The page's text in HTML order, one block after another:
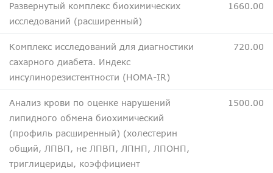
Развернутый комплекс биохимических
исследований (расширенный)
1660.00
Комплекс исследований для диагностики
сахарного диабета. Индекс
инсулинорезистентности (HOMA-IR)
720.00
Анализ крови по оценке нарушений
липидного обмена биохимический
(профиль расширенный) (холестерин
общий, ЛПВП, не ЛПВП, ЛПНП, ЛПОНП,
триглицериды, коэффициент
1500.00